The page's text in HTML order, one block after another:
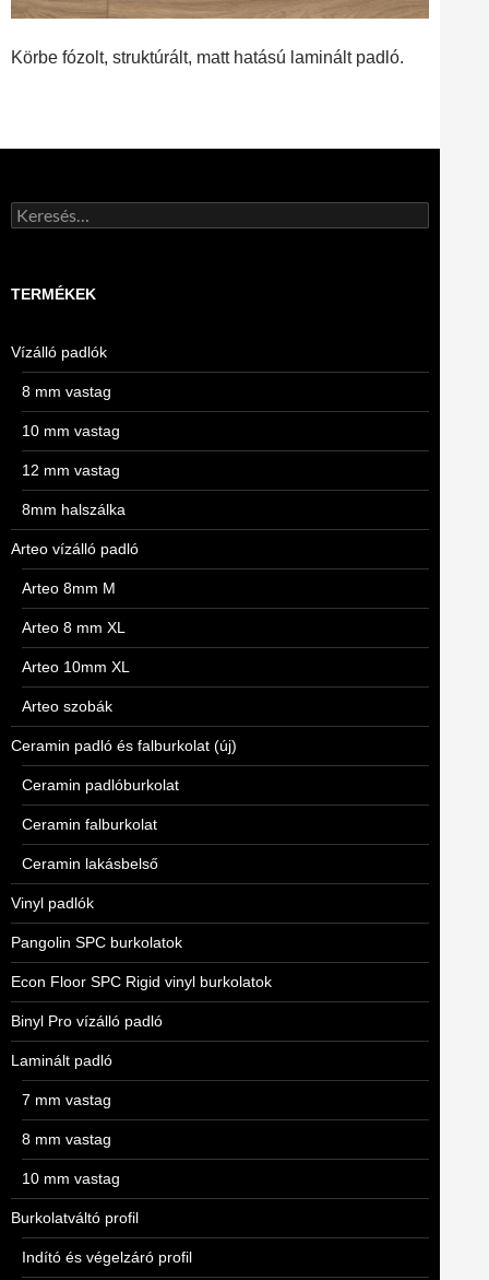
Körbe fózolt, struktúrált, matt hatású laminált padló.
Keresés:
TERMÉKEK
Vízálló padlók
8 mm vastag
10 mm vastag
12 mm vastag
8mm halszálka
Arteo vízálló padló
Arteo 8mm M
Arteo 8 mm XL
Arteo 10mm XL
Arteo szobák
Ceramin padló és falburkolat (új)
Ceramin padlóburkolat
Ceramin falburkolat
Ceramin lakásbelső
Vinyl padlók
Pangolin SPC burkolatok
Econ Floor SPC Rigid vinyl burkolatok
Binyl Pro vízálló padló
Laminált padló
7 mm vastag
8 mm vastag
10 mm vastag
Burkolatváltó profil
Indító és végelzáró profil